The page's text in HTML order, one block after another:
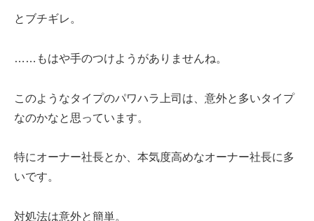
とブチギレ。
……もはや手のつけようがありませんね。
このようなタイプのパワハラ上司は、意外と多いタイプ
なのかなと思っています。
特にオーナー社長とか、本気度高めなオーナー社長に多
いです。
対処法は意外と簡単。